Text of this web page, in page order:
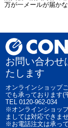
万が一メールが届か
お問い合わせ
たします
オンラインショップ
でも承っております(
TEL 0120-962-034
※オンラインショッ
ましては対応できま
※お電話注文は承っ